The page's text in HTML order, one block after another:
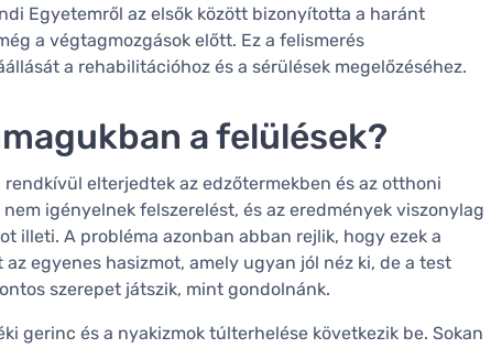
Egyetemről az elsők között bizonyította a haránt
a végtagmozgások előtt. Ez a felismerés
a rehabilitációhoz és a sérülések megelőzéséhez.
a felülések?
elterjedtek az edzőtermekben és az otthoni
igényelnek felszerelést, és az eredmények viszonylag
illeti. A probléma azonban abban rejlik, hogy ezek a
egyenes hasizmot, amely ugyan jól néz ki, de a test
szerepet játszik, mint gondolnánk.
gerinc és a nyakizmok túlterhelése következik be. Sokan